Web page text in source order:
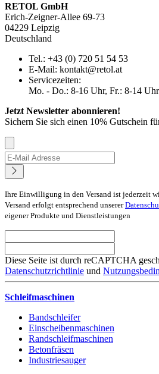
RETOL GmbH
Erich-Zeigner-Allee 69-73
04229 Leipzig
Deutschland
Tel.: +43 (0) 720 51 54 53
E-Mail: kontakt@retol.at
Servicezeiten:
Mo. - Do.: 8-16 Uhr, Fr.: 8-14 Uhr
Jetzt Newsletter abonnieren!
Sichern Sie sich einen 10% Gutschein
Ihre Einwilligung in den Versand ist jederzeit
Versand erfolgt entsprechend unserer
eigener Produkte und Dienstleistungen
Diese Seite ist durch reCAPTCHA
Datenschutzrichtlinie und
Schleifmaschinen
Bandschleifer
Einscheibenmaschinen
Randschleifmaschinen
Betonfräsen
Industriesauger